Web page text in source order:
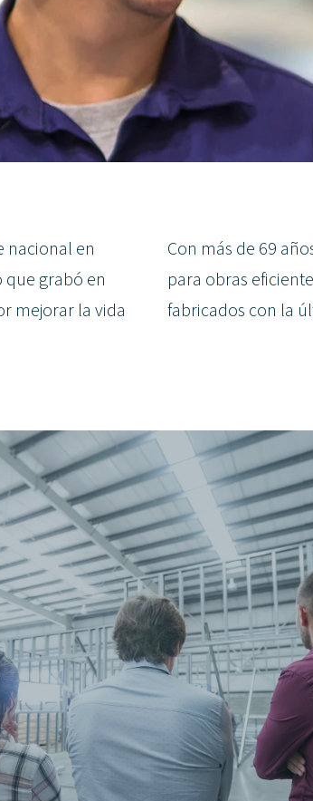
nacional en
que grabó en
mejorar la vida
Con más de 69
para obras
fabricados con la